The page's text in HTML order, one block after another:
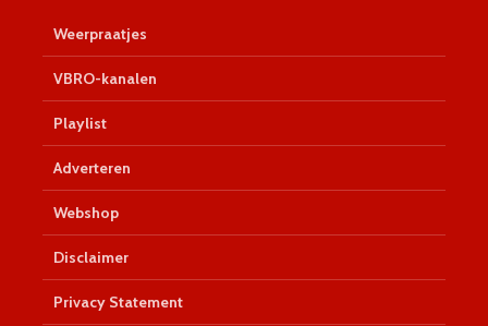
Weerpraatjes
VBRO-kanalen
Playlist
Adverteren
Webshop
Disclaimer
Privacy Statement